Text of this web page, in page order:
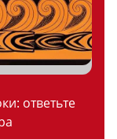
ответьте